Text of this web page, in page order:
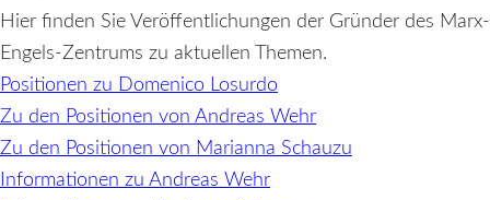
Hier finden Sie Veröffentlichungen der Gründer des Marx-
Engels-Zentrums zu aktuellen Themen.
Positionen zu Domenico Losurdo
Zu den Positionen von Andreas Wehr
Zu den Positionen von Marianna Schauzu
Informationen zu Andreas Wehr